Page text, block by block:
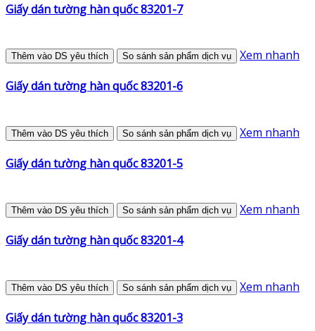
Giấy dán tường hàn quốc 83201-7
Thêm vào DS yêu thích So sánh sản phẩm dịch vụ Xem nhanh
Giấy dán tường hàn quốc 83201-6
Thêm vào DS yêu thích So sánh sản phẩm dịch vụ Xem nhanh
Giấy dán tường hàn quốc 83201-5
Thêm vào DS yêu thích So sánh sản phẩm dịch vụ Xem nhanh
Giấy dán tường hàn quốc 83201-4
Thêm vào DS yêu thích So sánh sản phẩm dịch vụ Xem nhanh
Giấy dán tường hàn quốc 83201-3